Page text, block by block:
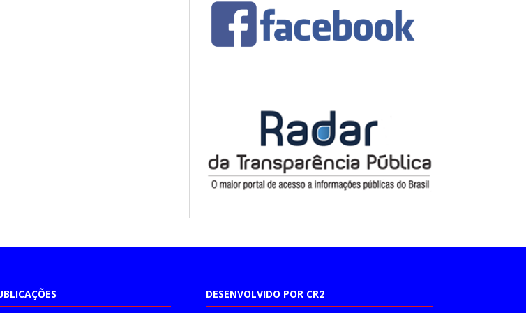
DESENVOLVIDO POR CR2